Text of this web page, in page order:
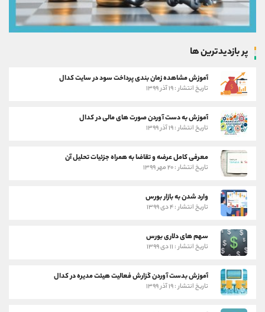
پر بازدیدترین ها
آموزش مشاهده زمان بندی پرداخت سود در سایت کدال
تاریخ انتشار : ۱۹ آذر ۱۳۹۹
آموزش به دست آوردن صورت های مالی در کدال
تاریخ انتشار : ۱۹ آذر ۱۳۹۹
معرفی کامل عرضه و تقاضا به همراه جزئیات تحلیل آن
تاریخ انتشار : ۲۰ مهر ۱۳۹۹
وارد شدن به بازار بورس
تاریخ انتشار : ۴ دی ۱۳۹۹
سهم های دلاری بورس
تاریخ انتشار : ۱۱ دی ۱۳۹۹
آموزش بدست آوردن گزارش فعالیت هیئت مدیره در کدال
تاریخ انتشار : ۱۹ آذر ۱۳۹۹